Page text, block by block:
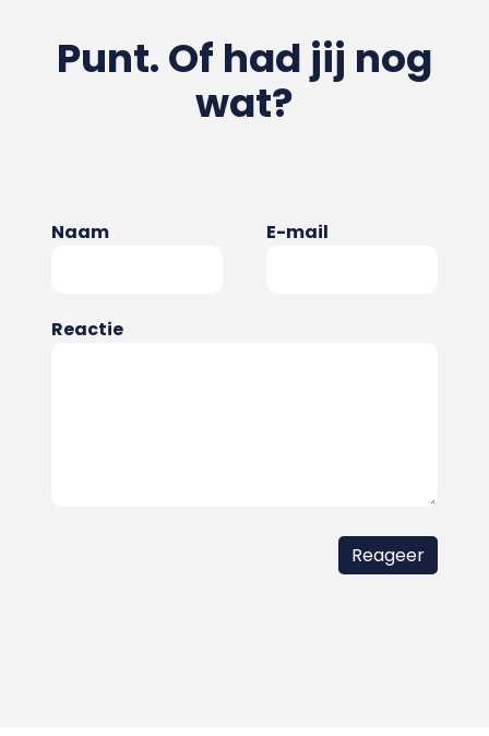
Punt. Of had jij nog
wat?
Naam E-mail
Reactie